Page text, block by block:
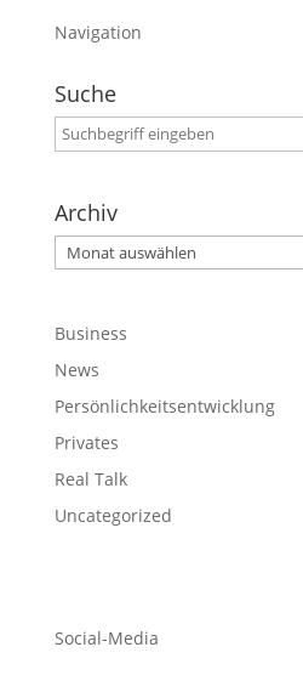
Navigation
Suche
Archiv
Archiv
Business
News
Persönlichkeitsentwicklung
Privates
Real Talk
Uncategorized
Social-Media